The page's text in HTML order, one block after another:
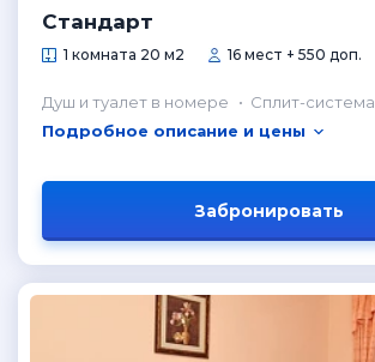
Стандарт
1 комната 20 м2 16 мест + 550 доп.
Душ и туалет в номере Сплит-система
Подробное описание и цены
Забронировать